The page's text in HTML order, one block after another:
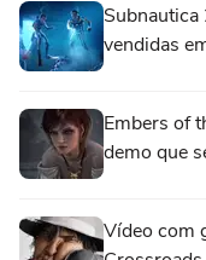
vendidas
Embers of
demo que
Vídeo com